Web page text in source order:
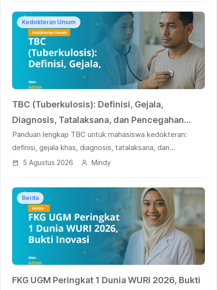
Kedokteran Umum
TBC (Tuberkulosis): Definisi, Gejala,
Diagnosis, Tatalaksana, dan Pencegahan
untuk Mahasiswa Kedokteran
Panduan lengkap TBC untuk mahasiswa kedokteran:
definisi, gejala khas, diagnosis, tatalaksana, dan
pencegahan. Relevan untuk UKMPPD dan mahasiswa
5 Agustus 2026 Mindy
Berita
FKG UGM Peringkat 1 Dunia WURI 2026, Bukti